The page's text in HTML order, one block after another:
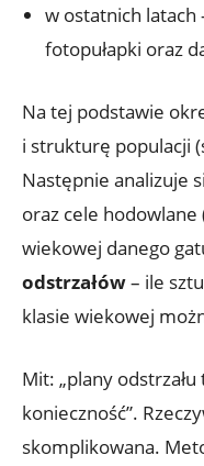
w ostatnich latach
fotopułapki oraz
Na tej podstawie
i strukturę populacji
Następnie analizuje
oraz cele
wiekowej danego
odstrzałów– ile
klasie wiekowej
Mit: „plany
konieczność”.
skomplikowana.